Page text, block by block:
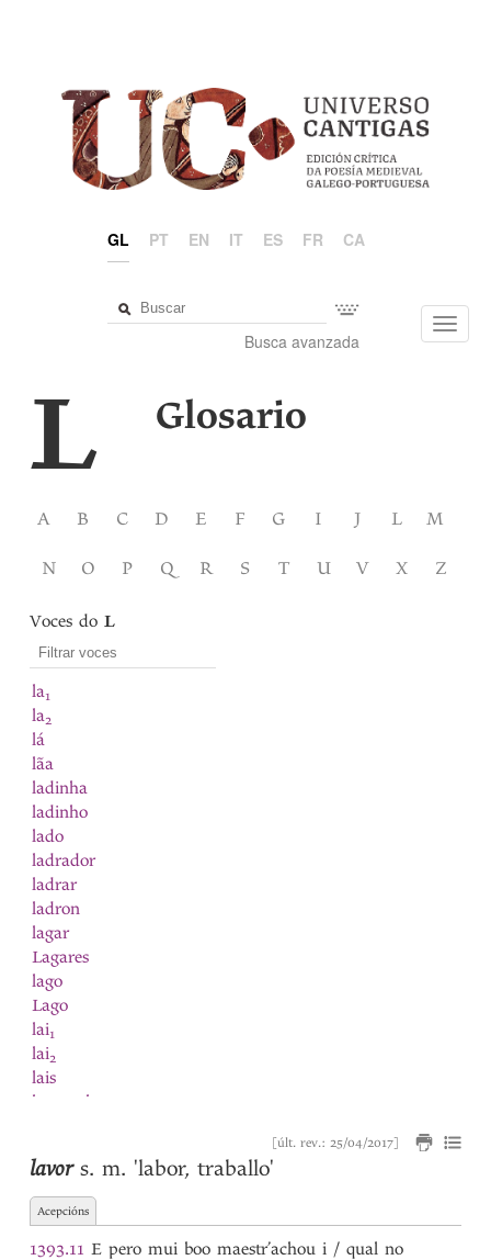
GL PT EN IT ES FR CA
Busca avanzada
L Glosario
A B C D E F G I J L M
N O P Q R S T U V X Z
Voces doL
la1
la2
lá
lãa
ladinha
ladinho
lado
ladrador
ladrar
ladron
lagar
Lagares
lago
Lago
lai1
lai2
lais
lamaçal
lançada1
lançada2
lançado
lançar
[últ. rev.: 25/04/2017]
lavor s. m. 'labor, traballo'
Acepcións
1393.11 E pero mui boo maestr’achou i / qual no